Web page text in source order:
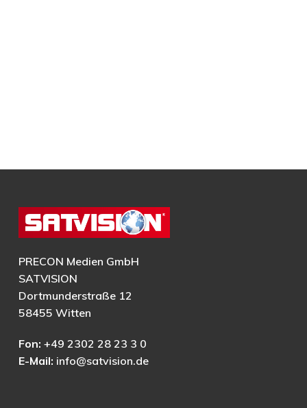
PRECON Medien GmbH
SATVISION
Dortmunderstraße 12
58455 Witten
Fon: +49 2302 28 23 3 0
E-Mail: info@satvision.de